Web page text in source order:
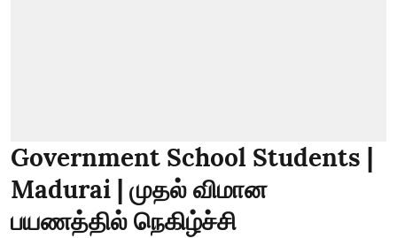
Government School Students |
Madurai | முதல் விமான
பயணத்தில் நெகிழ்ச்சி